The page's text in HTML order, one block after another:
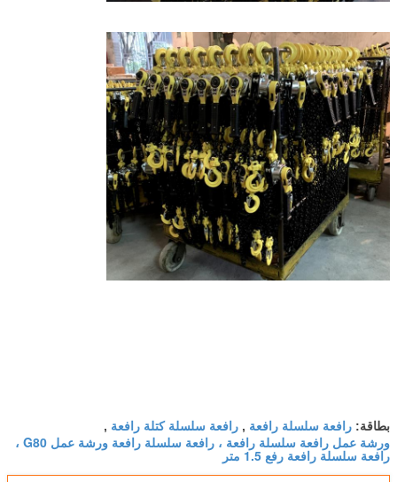
بطاقة: رافعة سلسلة رافعة , رافعة سلسلة كتلة رافعة ,
ورشة عمل رافعة سلسلة رافعة ، رافعة سلسلة رافعة ورشة عمل G80 ،
رافعة سلسلة رافعة رفع 1.5 متر